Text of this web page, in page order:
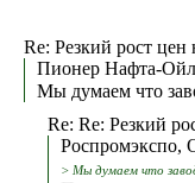
Re: Резкий рост
Пионер Нафта-
Мы думаем что
Re: Re: Резкий
Роспромэкспо,
> Мы думаем что